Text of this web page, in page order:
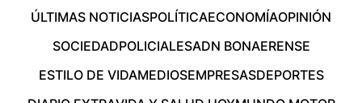
ÚLTIMAS NOTICIASPOLÍTICAECONOMÍAOPINIÓN
SOCIEDADPOLICIALESADN BONAERENSE
ESTILO DE VIDAMEDIOSEMPRESASDEPORTES